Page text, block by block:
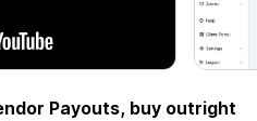
Payouts, buy outright